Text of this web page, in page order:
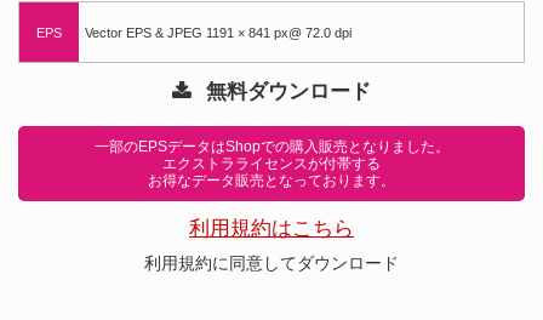
EPS Vector EPS & JPEG 1191 × 841 px@ 72.0 dpi
無料ダウンロード
一部のEPSデータはShopでの購入販売となりました。
エクストラライセンスが付帯する
お得なデータ販売となっております。
利用規約はこちら
利用規約に同意してダウンロード